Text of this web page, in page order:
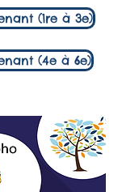
(1re à 3e)
(4e à 6e)